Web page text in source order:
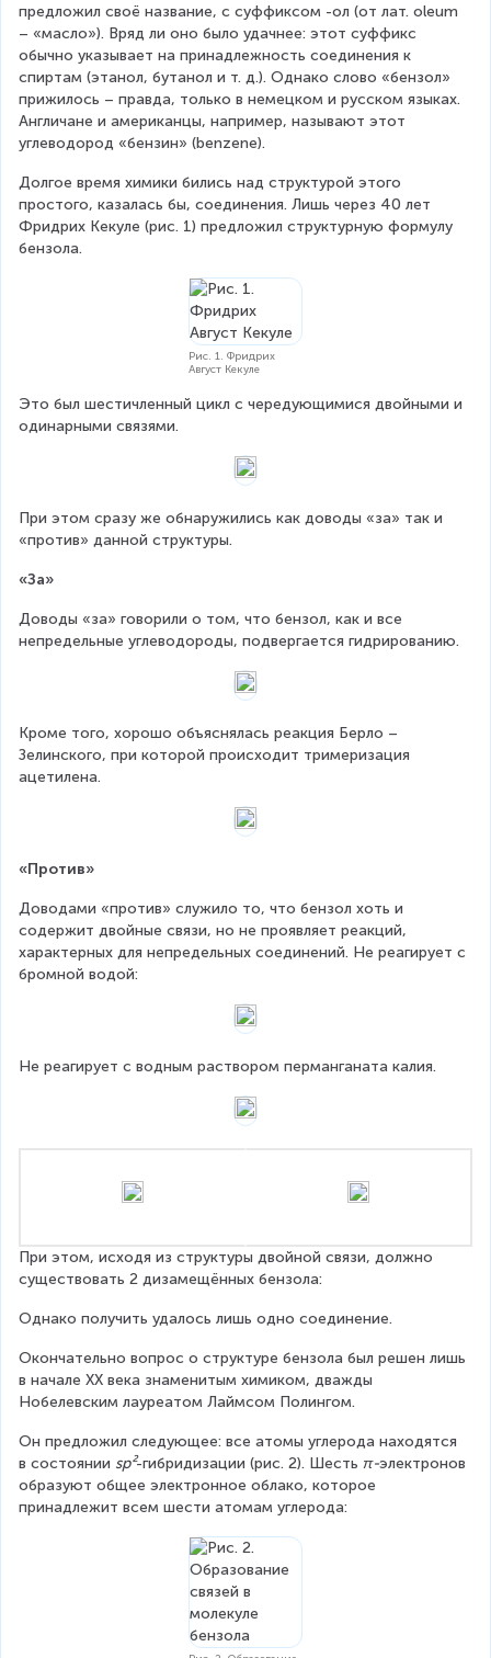
предложил своё название, с суффиксом -ол (от лат. oleum
– «масло»). Вряд ли оно было удачнее: этот суффикс
обычно указывает на принадлежность соединения к
спиртам (этанол, бутанол и т. д.). Однако слово «бензол»
прижилось – правда, только в немецком и русском языках.
Англичане и американцы, например, называют этот
углеводород «бензин» (benzene).
Долгое время химики бились над структурой этого
простого, казалась бы, соединения. Лишь через 40 лет
Фридрих Кекуле (рис. 1) предложил структурную формулу
бензола.
Рис. 1. Фридрих
Август Кекуле
Это был шестичленный цикл с чередующимися двойными и
одинарными связями.
При этом сразу же обнаружились как доводы «за» так и
«против» данной структуры.
«За»
Доводы «за» говорили о том, что бензол, как и все
непредельные углеводороды, подвергается гидрированию.
Кроме того, хорошо объяснялась реакция Берло –
Зелинского, при которой происходит тримеризация
ацетилена.
«Против»
Доводами «против» служило то, что бензол хоть и
содержит двойные связи, но не проявляет реакций,
характерных для непредельных соединений. Не реагирует с
бромной водой:
Не реагирует с водным раствором перманганата калия.
При этом, исходя из структуры двойной связи, должно
существовать 2 дизамещённых бензола:
Однако получить удалось лишь одно соединение.
Окончательно вопрос о структуре бензола был решен лишь
в начале XX века знаменитым химиком, дважды
Нобелевским лауреатом Лаймсом Полингом.
Он предложил следующее: все атомы углерода находятся
в состоянии sp²-гибридизации (рис. 2). Шесть π-электронов
образуют общее электронное облако, которое
принадлежит всем шести атомам углерода: